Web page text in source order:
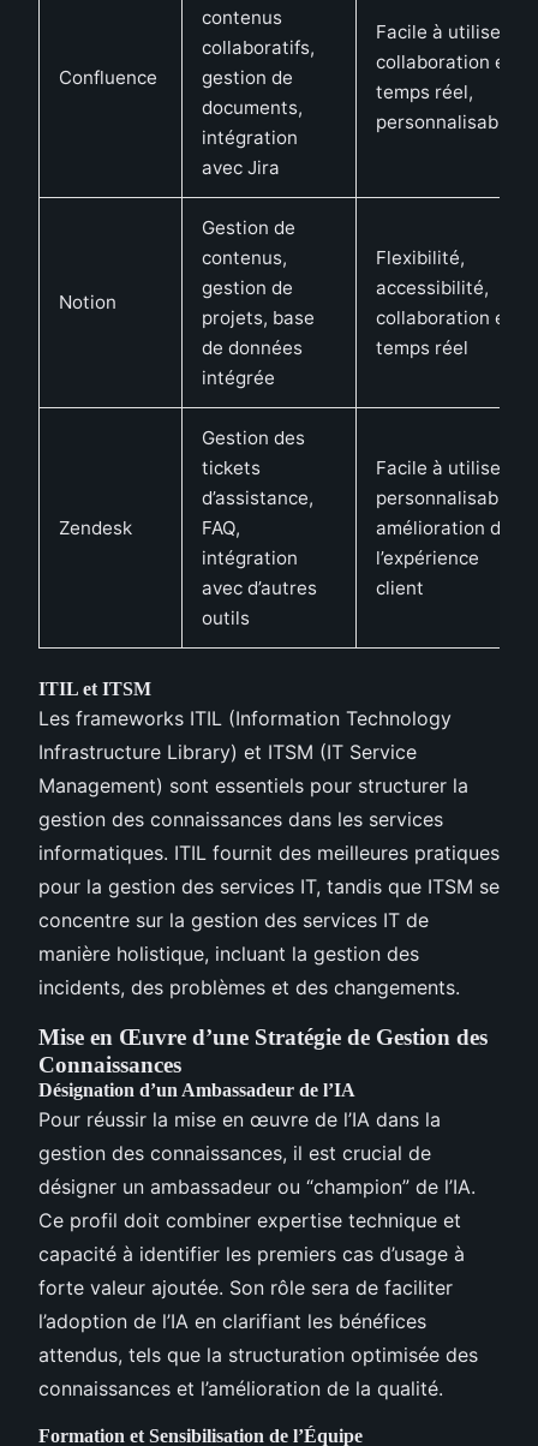
Confluence
contenus
collaboratifs,
gestion de
documents,
intégration
avec Jira
Facile à utiliser,
collaboration en
temps réel,
personnalisable
Notion
Gestion de
contenus,
gestion de
projets, base
de données
intégrée
Flexibilité,
accessibilité,
collaboration en
temps réel
Zendesk
Gestion des
tickets
d’assistance,
FAQ,
intégration
avec d’autres
outils
Facile à utiliser,
personnalisable,
amélioration de
l’expérience
client
ITIL et ITSM
Les frameworks ITIL (Information Technology
Infrastructure Library) et ITSM (IT Service
Management) sont essentiels pour structurer la
gestion des connaissances dans les services
informatiques. ITIL fournit des meilleures pratiques
pour la gestion des services IT, tandis que ITSM se
concentre sur la gestion des services IT de
manière holistique, incluant la gestion des
incidents, des problèmes et des changements.
Mise en Œuvre d’une Stratégie de Gestion des
Connaissances
Désignation d’un Ambassadeur de l’IA
Pour réussir la mise en œuvre de l’IA dans la
gestion des connaissances, il est crucial de
désigner un ambassadeur ou “champion” de l’IA.
Ce profil doit combiner expertise technique et
capacité à identifier les premiers cas d’usage à
forte valeur ajoutée. Son rôle sera de faciliter
l’adoption de l’IA en clarifiant les bénéfices
attendus, tels que la structuration optimisée des
connaissances et l’amélioration de la qualité.
Formation et Sensibilisation de l’Équipe